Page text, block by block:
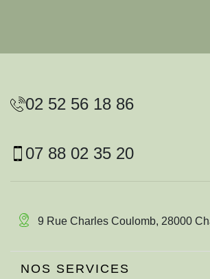
02 52 56 18 86
07 88 02 35 20
9 Rue Charles Coulomb, 28000
NOS SERVICES